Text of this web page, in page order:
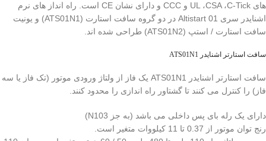
های UL ،CSA ،C-Tick و CCC و دارای نشان CE است. راه انداز های نرم
اشنایدر سری Altistart 01 در دو گروه سافت استارت (ATS01N1) و یونیت
سافت استارت / استپ (ATS01N2) طراحی شده اند.
سافت استارتر اشنایدر ATS01N1
سافت استارتر اشنایدر ATS01N1 یک فاز از ولتاژ ورودی موتور (تک فاز یا سه
فاز) را کنترل می کنند تا گشتاور راه اندازی را محدود کنند.
دارای یک رله بای پس داخلی می باشد (به جز N103)
رنج توان موتور از 0.37 تا 11 کیلووات متغیر است.